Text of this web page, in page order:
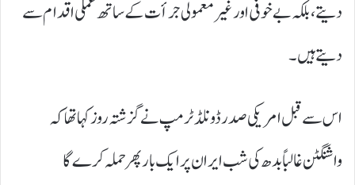
دیتے، بلکہ بے خوفی اور غیر معمولی جرأت کے ساتھ عملی اقدام سے
دیتے ہیں۔
اس سے قبل امریکی صدر ڈونلڈ ٹرمپ نے گزشتہ روز کہا تھا کہ
واشنگٹن غالباً بدھ کی شب ایران پر ایک بار پھر حملہ کرے گا